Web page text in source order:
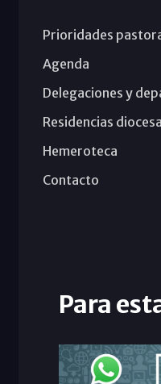
Prioridades
Agenda
Delegaciones y
Residencias
Hemeroteca
Contacto
Para